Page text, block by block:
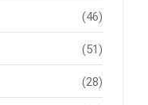
(46)
(51)
(28)